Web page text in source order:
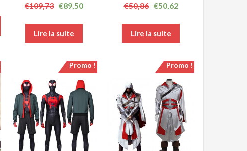
€109,73 €89,50
Lire la suite
€50,86 €50,62
Lire la suite
Promo ! Promo !
Note